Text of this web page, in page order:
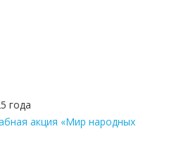
года
акция «Мир народных